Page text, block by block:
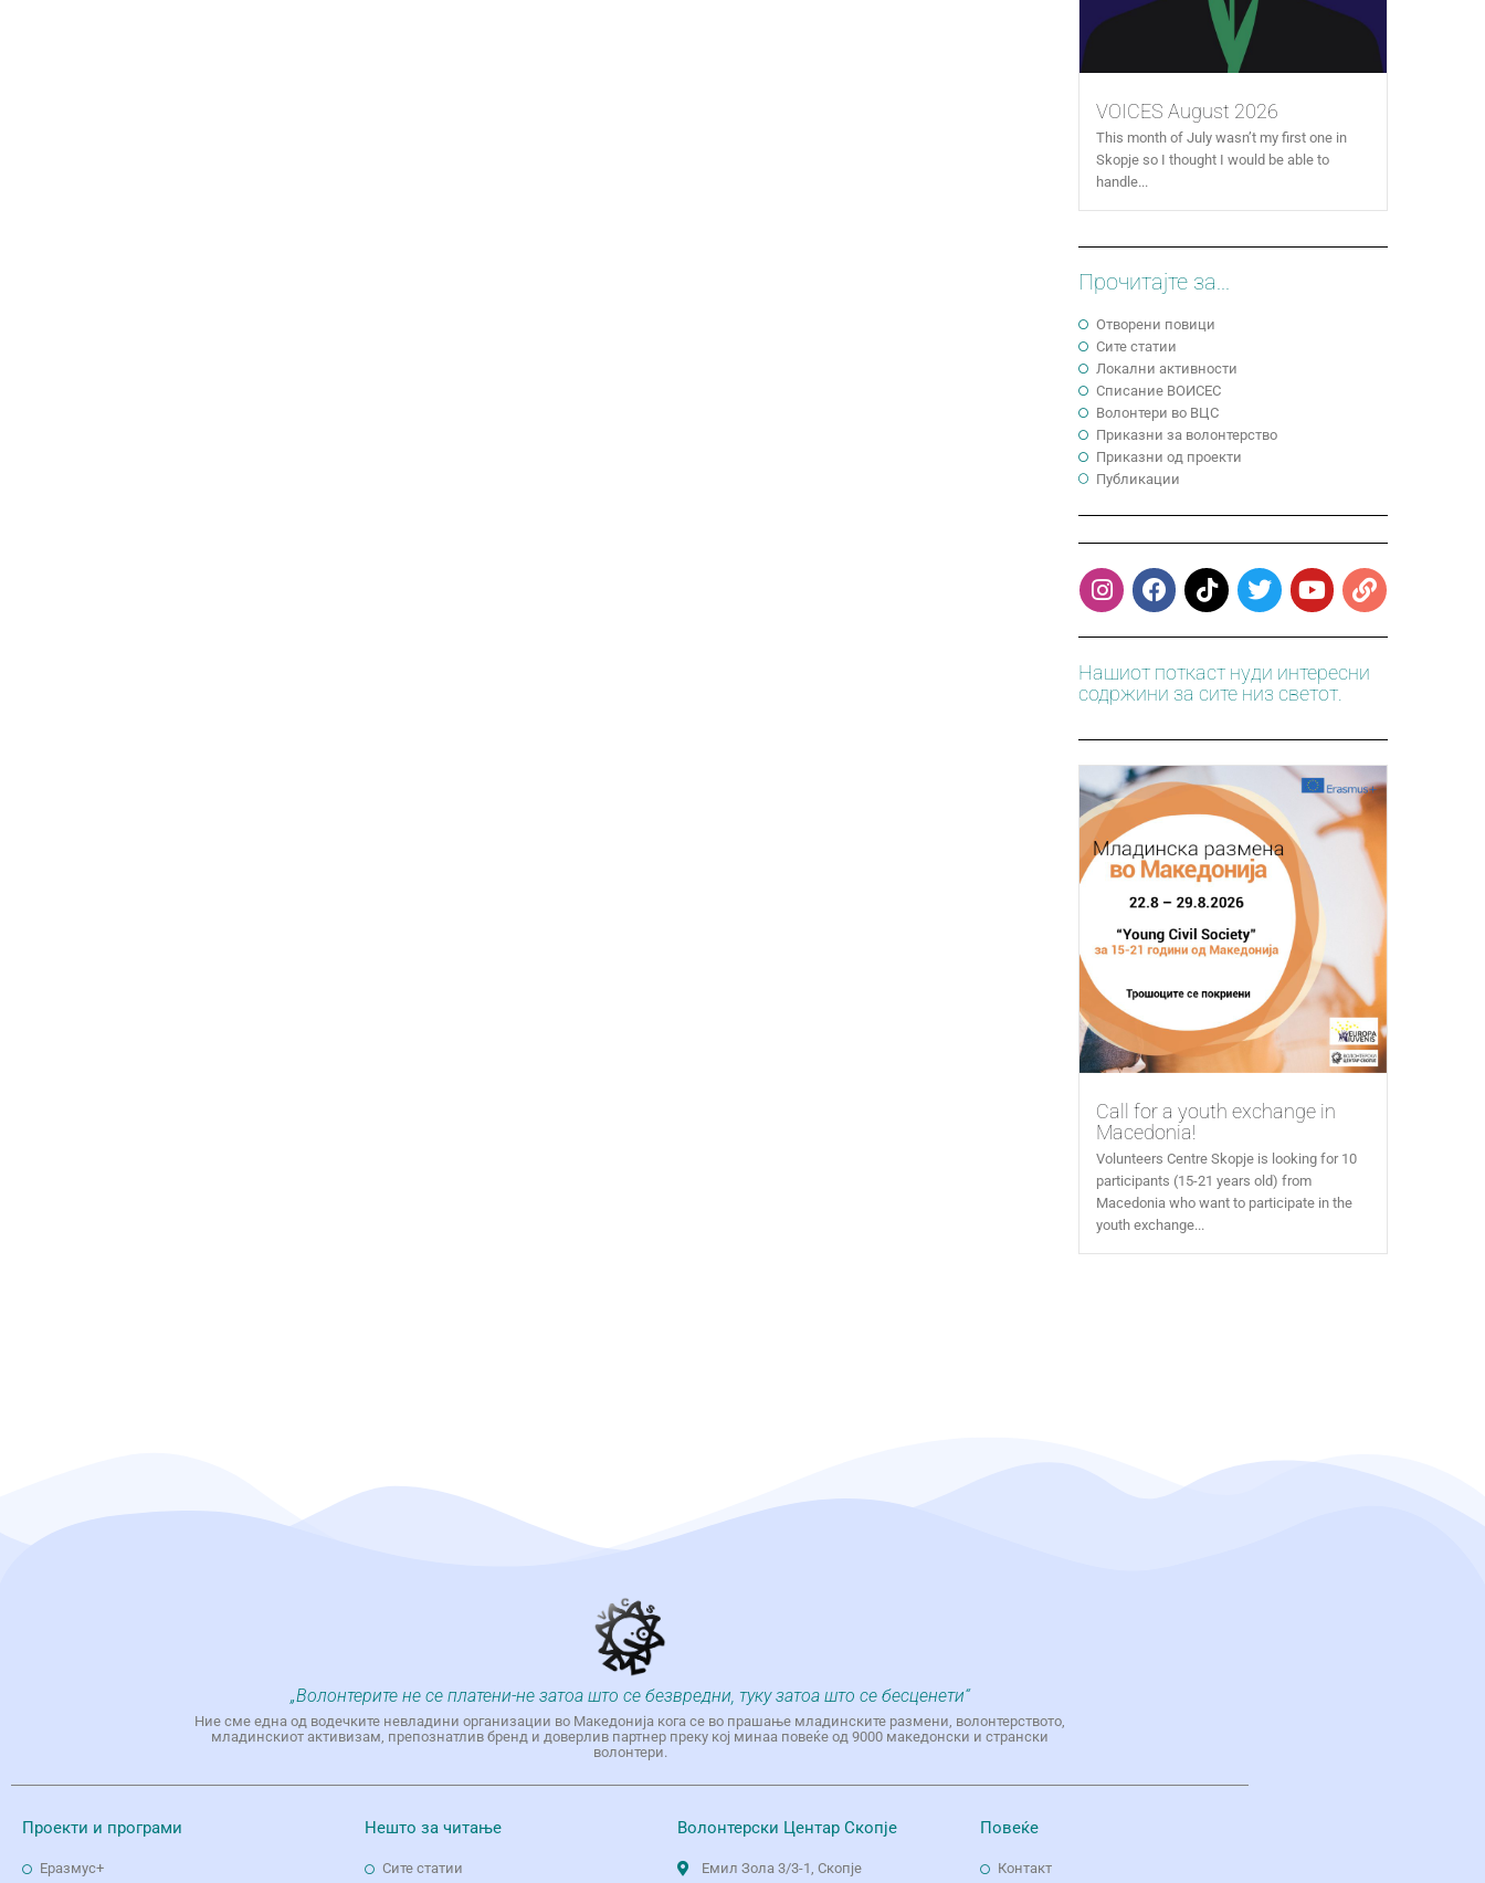
VOICES August 2026
This month of July wasn’t my first one in
Skopje so I thought I would be able to
handle...
Прочитајте за...
Отворени повици
Сите статии
Локални активности
Cписание ВОИСЕС
Волонтери во ВЦС
Приказни за волонтерство
Приказни од проекти
Публикации
Нашиот поткаст нуди интересни
содржини за сите низ светот.
Call for a youth exchange in
Macedonia!
Volunteers Centre Skopje is looking for 10
participants (15-21 years old) from
Macedonia who want to participate in the
youth exchange...
„Волонтерите не се платени-не затоа што се безвредни, туку затоа што се бесценети“
Ние сме една од водечките невладини организации во Македонија кога се во прашање младинските размени, волонтерството,
младинскиот активизам, препознатлив бренд и доверлив партнер преку кој минаа повеќе од 9000 македонски и странски
волонтери.
Проекти и програми
Еразмус+
Нешто за читање
Сите статии
Волонтерски Центар Скопје
Емил Зола 3/3-1, Скопје
Повеќе
Контакт